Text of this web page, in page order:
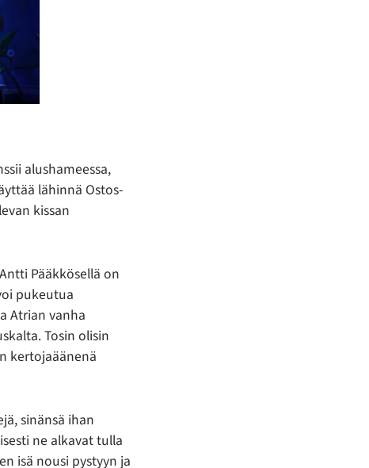
alushameessa,
lähinnä Ostos-
kissan
Pääkkösellä on
pukeutua
Atrian vanha
Tosin olisin
kertojaäänenä
sinänsä ihan
ne alkavat tulla
isä nousi pystyyn ja